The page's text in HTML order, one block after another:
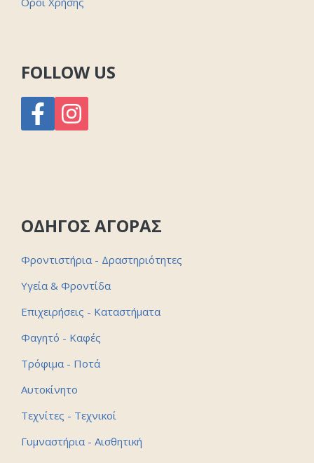
FOLLOW US
ΟΔΗΓΟΣ ΑΓΟΡΑΣ
Φροντιστήρια - Δραστηριότητες
Υγεία & Φροντίδα
Επιχειρήσεις - Καταστήματα
Φαγητό - Καφές
Τρόφιμα - Ποτά
Αυτοκίνητο
Τεχνίτες - Τεχνικοί
Γυμναστήρια - Αισθητική